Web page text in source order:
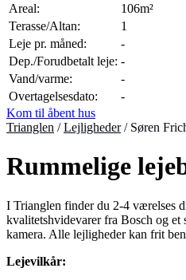
Areal:
106m²
Terasse/Altan:
1
Leje pr. måned:
-
Dep./Forudbetalt leje: -
Vand/varme:
-
Overtagelsesdato:
-
Kom til åbent hus
Trianglen /Lejligheder/ Søren
Rummelige
I Trianglen finder du 2-4 værelses
kvalitetshvidevarer fra Bosch og et
kamera. Alle lejligheder kan frit
Lejevilkår: